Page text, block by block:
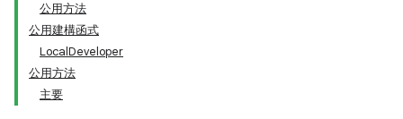
公用方法
公用建構函式
LocalDeveloper
公用方法
主要